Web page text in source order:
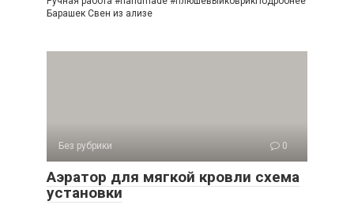
Барашек Свен из ализе
Без рубрики 0
Аэратор для мягкой кровли схема
установки